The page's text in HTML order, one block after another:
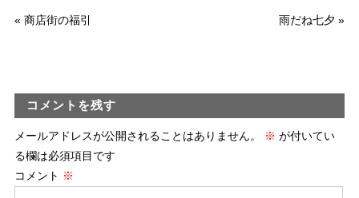
« 商店街の福引 雨だね七夕 »
コメントを残す
メールアドレスが公開されることはありません。 ※ が付いてい
る欄は必須項目です
コメント ※